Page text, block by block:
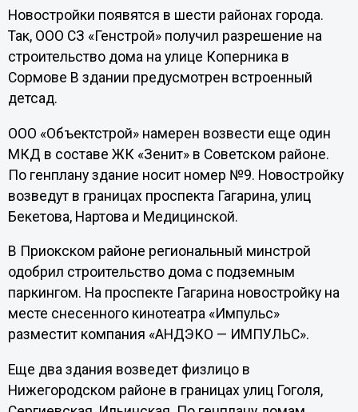
Новостройки появятся в шести районах города.
Так, ООО СЗ «Генстрой» получил разрешение на
строительство дома на улице Коперника в
Сормове В здании предусмотрен встроенный
детсад.
ООО «Объектстрой» намерен возвести еще один
МКД в составе ЖК «Зенит» в Советском районе.
По генплану здание носит номер №9. Новостройку
возведут в границах проспекта Гагарина, улиц
Бекетова, Нартова и Медицинской.
В Приокском районе региональный минстрой
одобрил строительство дома с подземным
паркингом. На проспекте Гагарина новостройку на
месте снесенного кинотеатра «Импульс»
разместит компания «АНДЭКО — ИМПУЛЬС».
Еще два здания возведет физлицо в
Нижегородском районе в границах улиц Гоголя,